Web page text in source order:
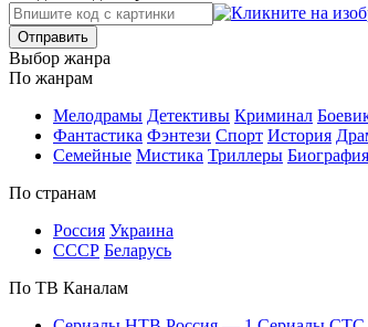
Отправить
Вы­бор жан­ра
По жан­рам
Ме­ло­дра­мы Де­тек­ти­вы Кри­ми­нал
Фан­та­сти­ка Фэн­те­зи Спорт Ис­то­рия
Се­мей­ные Мис­ти­ка Трил­ле­ры Био­гра­фия
По стра­нам
Рос­сия Ук­раи­на
СССР Бе­ла­русь
По ТВ Ка­на­лам